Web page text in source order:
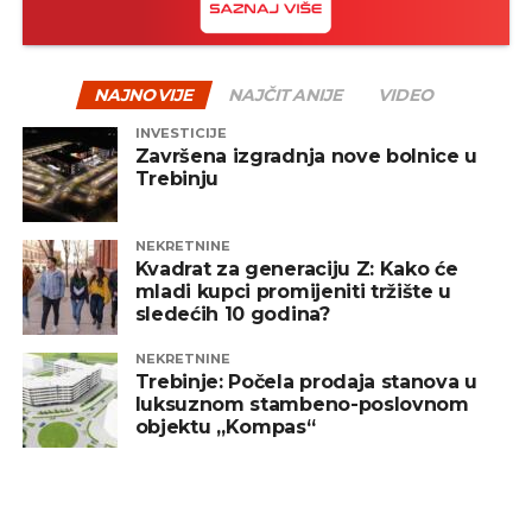
„Invictus“ su nedavno osnovali menadžeri
„Prointera“ i „Siriusa”, a preduzeće trenutno ima
sa sjedištem u FBiH.
CAPITAL: M. Lj.
NAJNOVIJE NAJČITANIJE VIDEO
INVESTICIJE
Završena izgradnja nove bolnice u
Trebinju
NEKRETNINE
Kvadrat za generaciju Z: Kako će
mladi kupci promijeniti tržište u
sledećih 10 godina?
NEKRETNINE
Trebinje: Počela prodaja stanova u
luksuznom stambeno-poslovnom
objektu „Kompas“